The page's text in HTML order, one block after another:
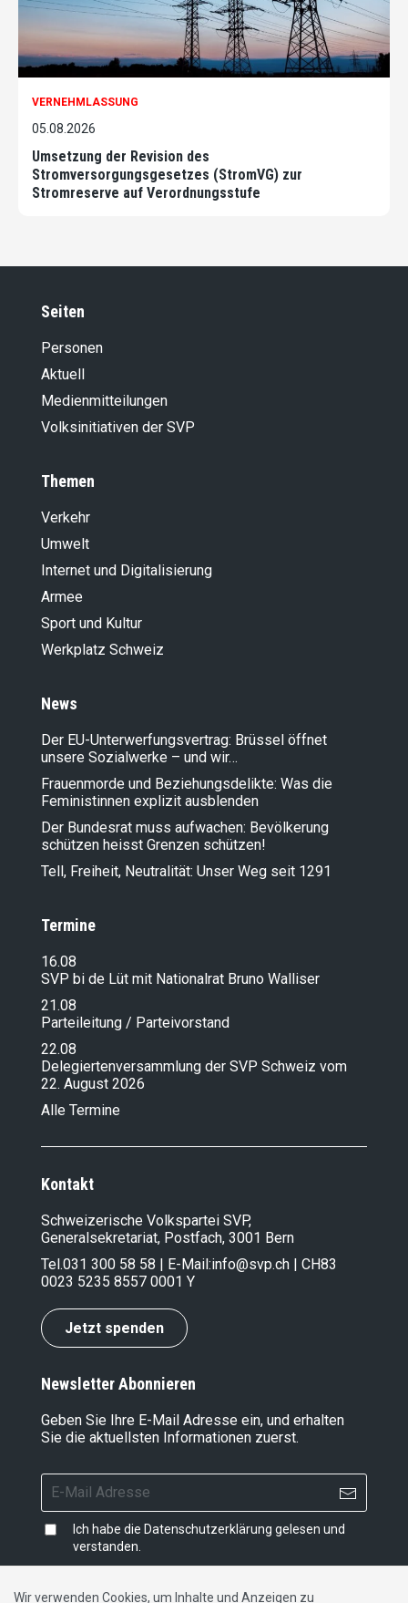
VERNEHMLASSUNG
05.08.2026
Umsetzung der Revision des
Stromversorgungsgesetzes (StromVG) zur
Stromreserve auf Verordnungsstufe
Seiten
Personen
Aktuell
Medienmitteilungen
Volksinitiativen der SVP
Themen
Verkehr
Umwelt
Internet und Digitalisierung
Armee
Sport und Kultur
Werkplatz Schweiz
News
Der EU-Unterwerfungsvertrag: Brüssel öffnet
unsere Sozialwerke – und wir…
Frauenmorde und Beziehungsdelikte: Was die
Feministinnen explizit ausblenden
Der Bundesrat muss aufwachen: Bevölkerung
schützen heisst Grenzen schützen!
Tell, Freiheit, Neutralität: Unser Weg seit 1291
Termine
16.08
SVP bi de Lüt mit Nationalrat Bruno Walliser
21.08
Parteileitung / Parteivorstand
22.08
Delegiertenversammlung der SVP Schweiz vom
22. August 2026
Alle Termine
Kontakt
Schweizerische Volkspartei SVP,
Generalsekretariat, Postfach, 3001 Bern
Tel.031 300 58 58 | E-Mail:info@svp.ch | CH83
0023 5235 8557 0001 Y
Jetzt spenden
Newsletter Abonnieren
Geben Sie Ihre E-Mail Adresse ein, und erhalten
Sie die aktuellsten Informationen zuerst.
Ich habe die Datenschutzerklärung gelesen und
verstanden.
Wir verwenden Cookies, um Inhalte und Anzeigen zu